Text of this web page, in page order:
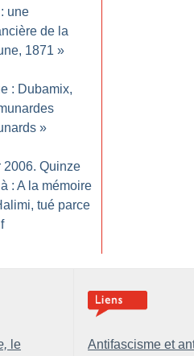
une
de la
1871 »
: Dubamix,
»
2006. Quinze
: A la mémoire
tué parce
le
Antifascisme et